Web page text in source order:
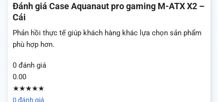
Đánh giá Case Aquanaut pro gaming M-ATX X2 –
Cái
Phản hồi thực tế giúp khách hàng khác lựa chọn sản phẩm
phù hợp hơn.
0 đánh giá
0.00
★★★★★
0 đánh giá